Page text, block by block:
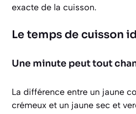
exacte de la cuisson.
Le temps de cuisson
Une minute peut tout
La différence entre un jaune
crémeux et un jaune sec et